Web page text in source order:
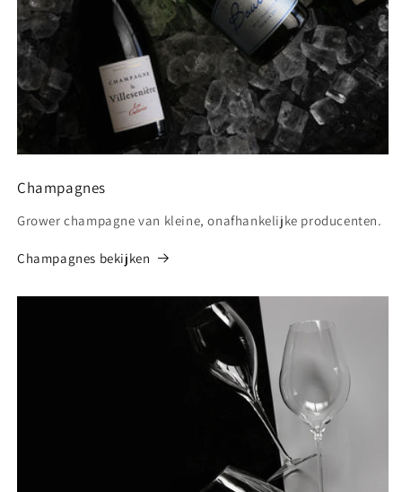
Champagnes
Grower champagne van kleine, onafhankelijke producenten.
Champagnes bekijken